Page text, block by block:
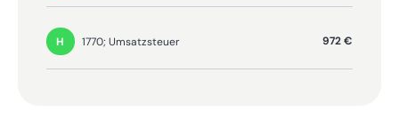
H 1770; Umsatzsteuer 972 €